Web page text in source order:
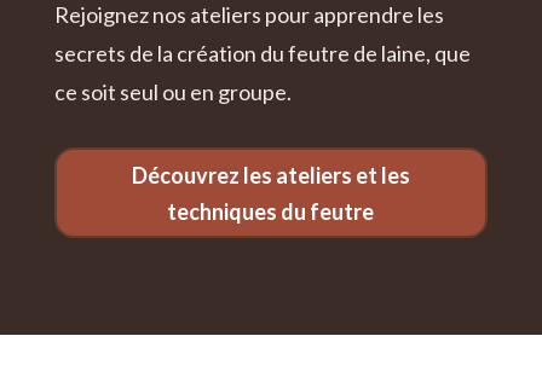
Rejoignez nos ateliers pour apprendre les
secrets de la création du feutre de laine, que
ce soit seul ou en groupe.
Découvrez les ateliers et les
techniques du feutre